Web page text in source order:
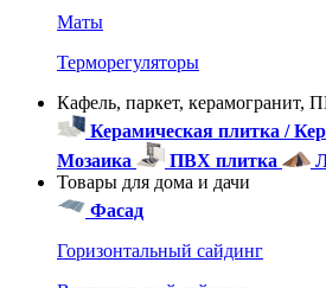
Маты
Терморегуляторы
Кафель, паркет, керамогранит,
Керамическая плитка /
Мозаика
ПВХ плитка
Товары для дома и дачи
Фасад
Горизонтальный сайдинг